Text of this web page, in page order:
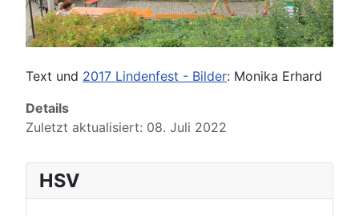
Text und 2017 Lindenfest - Bilder: Monika Erhard
Details
Zuletzt aktualisiert: 08. Juli 2022
HSV